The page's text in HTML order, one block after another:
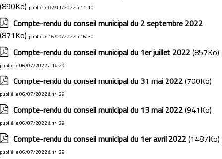
(890Ko) publié le 02/11/2022 à 11:10
Compte-rendu du conseil municipal du 2 septembre 2022
(871Ko) publié le 16/09/2022 à 16:30
Compte-rendu du conseil municipal du 1er juillet 2022(857Ko)
publié le 06/07/2022 à 14:29
Compte-rendu du conseil municipal du 31 mai 2022(700Ko)
publié le 06/07/2022 à 14:29
Compte-rendu du conseil municipal du 13 mai 2022(941Ko)
publié le 06/07/2022 à 14:29
Compte-rendu du conseil municipal du 1er avril 2022(1487Ko)
publié le 06/07/2022 à 14:29